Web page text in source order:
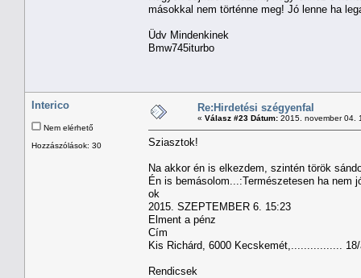
másokkal nem történne meg! Jó lenne ha
Üdv Mindenkinek
Bmw745iturbo
Interico
Nem elérhető
Hozzászólások: 30
Re:Hirdetési szégyenfal
« Válasz #23 Dátum: 2015. november 04.
Sziasztok!
Na akkor én is elkezdem, szintén török
Én is bemásolom...:Természetesen ha nem
ok
2015. SZEPTEMBER 6. 15:23
Elment a pénz
Cím
Kis Richárd, 6000 Kecskemét,................
Rendicsek